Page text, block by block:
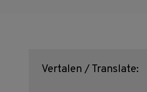
Vertalen / Translate: